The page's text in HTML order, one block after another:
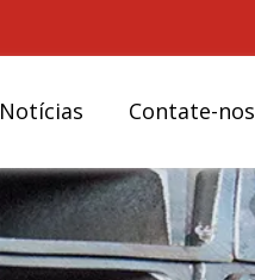
Notícias Contate-nos